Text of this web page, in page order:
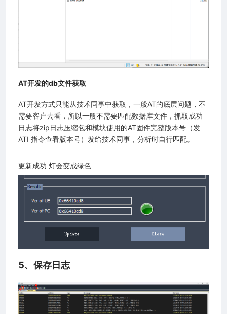
AT开发的db文件获取
AT开发方式只能从技术同事中获取，一般AT的底层问题，不
需要客户去看，所以一般不需要匹配数据库文件，抓取成功
日志将zip日志压缩包和模块使用的AT固件完整版本号（发
ATI 指令查看版本号）发给技术同事，分析时自行匹配。
更新成功 灯会变成绿色
5、保存日志